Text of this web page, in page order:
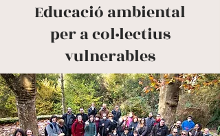
Educació ambiental
per a col·lectius
vulnerables